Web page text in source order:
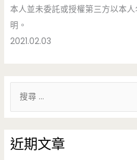
本人並未委託或授權第三方以本
明。
2021.02.03
鍵
字
近期文章